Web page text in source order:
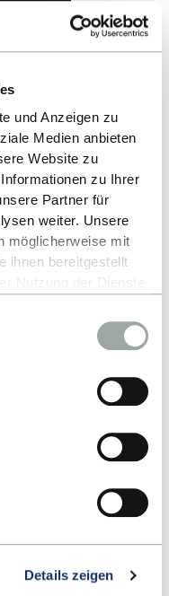
und Anzeigen zu
Medien anbieten
Website zu
zu Ihrer
Partner für
weiter. Unsere
möglicherweise mit
ihnen bereitgestellt
Details zeigen
für Sie da!